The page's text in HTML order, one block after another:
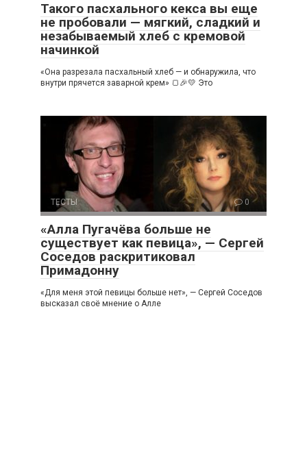
Такого пасхального кекса вы еще
не пробовали — мягкий, сладкий и
незабываемый хлеб с кремовой
начинкой
«Она разрезала пасхальный хлеб — и обнаружила, что
внутри прячется заварной крем» 🍞🎉💛 Это
ТЕСТЫ 0
«Алла Пугачёва больше не
существует как певица», — Сергей
Соседов раскритиковал
Примадонну
«Для меня этой певицы больше нет», — Сергей Соседов
высказал своё мнение о Алле